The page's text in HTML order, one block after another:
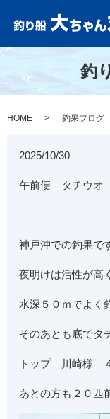
釣
HOME 釣果ブログ
2025/10/30
午前便 タチウオ
神戸沖での釣果で
夜明けは活性が高く
水深５０ｍでよく
そのあとも底でタ
トップ 川崎様
あとの方も２０匹